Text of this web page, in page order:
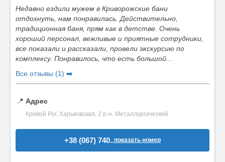
Недавно ездили мужем в Криворожские бани
отдохнуть, нам понравилась. Действительно,
традиционная баня, прям как в детстве. Очень
хороший персонал, вежливые и приятные сотрудники,
все показали и рассказали, провели экскурсию по
комплексу. Понравилось, что есть большой...
Все отзывы (1) ➡️
📍 Адрес
Кривой Рог, Харьковская, 2 р-н. Металлургический
+38 (067) 740..показать номер